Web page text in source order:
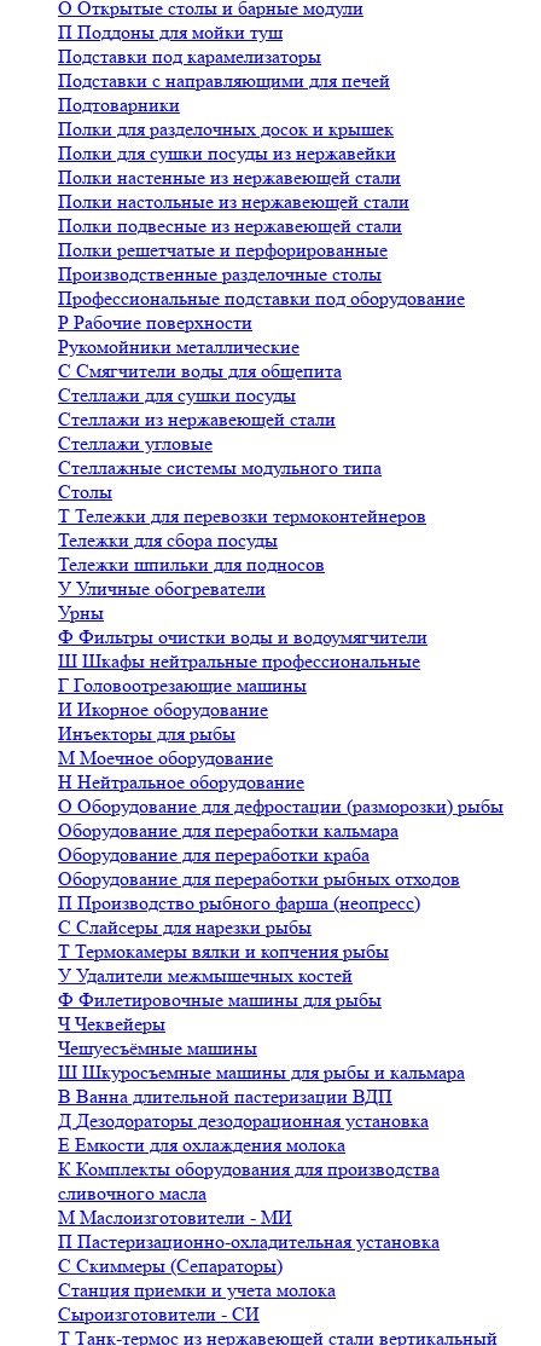
О Открытые столы и барные модули
П Поддоны для мойки туш
Подставки под карамелизаторы
Подставки с направляющими для печей
Подтоварники
Полки для разделочных досок и крышек
Полки для сушки посуды из нержавейки
Полки настенные из нержавеющей стали
Полки настольные из нержавеющей стали
Полки подвесные из нержавеющей стали
Полки решетчатые и перфорированные
Производственные разделочные столы
Профессиональные подставки под оборудование
Р Рабочие поверхности
Рукомойники металлические
С Смягчители воды для общепита
Стеллажи для сушки посуды
Стеллажи из нержавеющей стали
Стеллажи угловые
Стеллажные системы модульного типа
Столы
Т Тележки для перевозки термоконтейнеров
Тележки для сбора посуды
Тележки шпильки для подносов
У Уличные обогреватели
Урны
Ф Фильтры очистки воды и водоумягчители
Ш Шкафы нейтральные профессиональные
Г Головоотрезающие машины
И Икорное оборудование
Инъекторы для рыбы
М Моечное оборудование
Н Нейтральное оборудование
О Оборудование для дефростации (разморозки) рыбы
Оборудование для переработки кальмара
Оборудование для переработки краба
Оборудование для переработки рыбных отходов
П Производство рыбного фарша (неопресс)
С Слайсеры для нарезки рыбы
Т Термокамеры вялки и копчения рыбы
У Удалители межмышечных костей
Ф Филетировочные машины для рыбы
ЧЧеквейеры
Чешуесъёмные машины
Ш Шкуросъемные машины для рыбы и кальмара
В Ванна длительной пастеризации ВДП
Д Дезодораторы дезодорационная установка
Е Емкости для охлаждения молока
К Комплекты оборудования для производства
сливочного масла
М Маслоизготовители - МИ
П Пастеризационно-охладительная установка
С Скиммеры (Сепараторы)
Станция приемки и учета молока
Сыроизготовители - СИ
Т Танк-термос из нержавеющей стали вертикальный